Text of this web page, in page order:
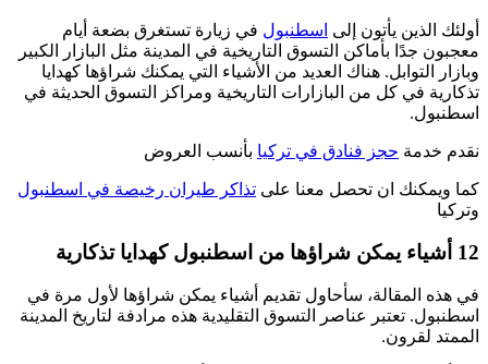
أولئك الذين يأتون إلى اسطنبول في زيارة تستغرق بضعة أيام
معجبون جدًا بأماكن التسوق التاريخية في المدينة مثل البازار الكبير
وبازار التوابل. هناك العديد من الأشياء التي يمكنك شراؤها كهدايا
تذكارية في كل من البازارات التاريخية ومراكز التسوق الحديثة في
اسطنبول.
نقدم خدمة حجز فنادق في تركيا بأنسب العروض
كما ويمكنك ان تحصل معنا على تذاكر طيران رخيصة في اسطنبول
وتركيا
12 أشياء يمكن شراؤها من اسطنبول كهدايا تذكارية
في هذه المقالة، سأحاول تقديم أشياء يمكن شراؤها لأول مرة في
اسطنبول. تعتبر عناصر التسوق التقليدية هذه مرادفة لتاريخ المدينة
الممتد لقرون.